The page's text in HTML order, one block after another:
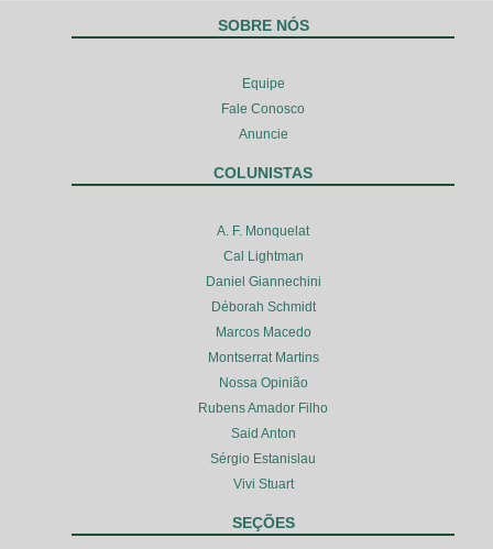
SOBRE NÓS
Equipe
Fale Conosco
Anuncie
COLUNISTAS
A. F. Monquelat
Cal Lightman
Daniel Giannechini
Déborah Schmidt
Marcos Macedo
Montserrat Martins
Nossa Opinião
Rubens Amador Filho
Said Anton
Sérgio Estanislau
Vivi Stuart
SEÇÕES